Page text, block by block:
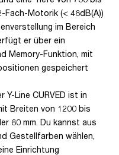
Fach-Motorik (< 48dB(A))
im Bereich
er über ein
Memory-Funktion, mit
gespeichert
Y-Line CURVED ist in
Breiten von 1200 bis
80 mm. Du kannst aus
Gestellfarben wählen,
Einrichtung